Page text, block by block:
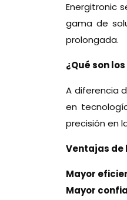
Energitronic
gama de
prolongada.
¿Qué son
A diferencia
en
precisión en
Ventajas de
Mayor
Mayor